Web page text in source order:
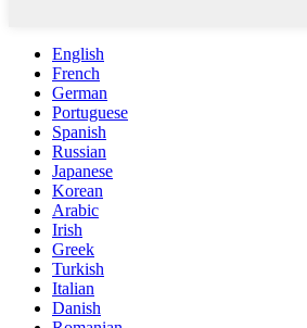
English
French
German
Portuguese
Spanish
Russian
Japanese
Korean
Arabic
Irish
Greek
Turkish
Italian
Danish